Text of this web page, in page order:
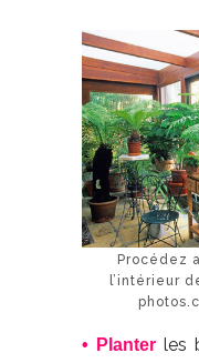
Procédez
l’intérieur
• Planter les